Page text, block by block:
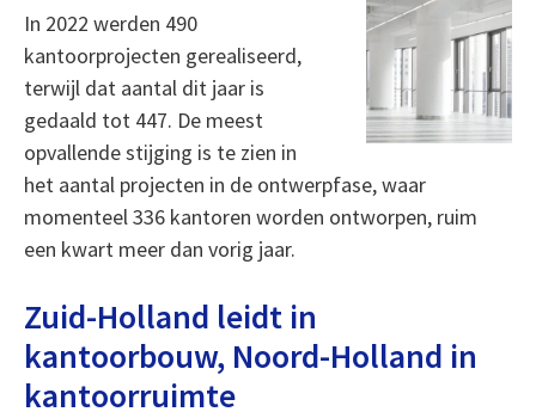
In 2022 werden 490
kantoorprojecten gerealiseerd,
terwijl dat aantal dit jaar is
gedaald tot 447. De meest
opvallende stijging is te zien in
het aantal projecten in de ontwerpfase, waar
momenteel 336 kantoren worden ontworpen, ruim
een kwart meer dan vorig jaar.
Zuid-Holland leidt in
kantoorbouw, Noord-Holland in
kantoorruimte